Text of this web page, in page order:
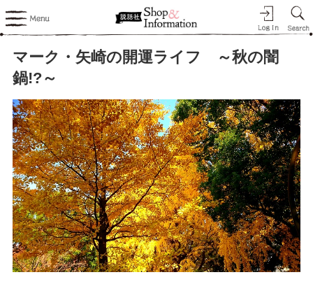
マーク・矢崎の開運ライフ ～秋の闇
鍋!?～